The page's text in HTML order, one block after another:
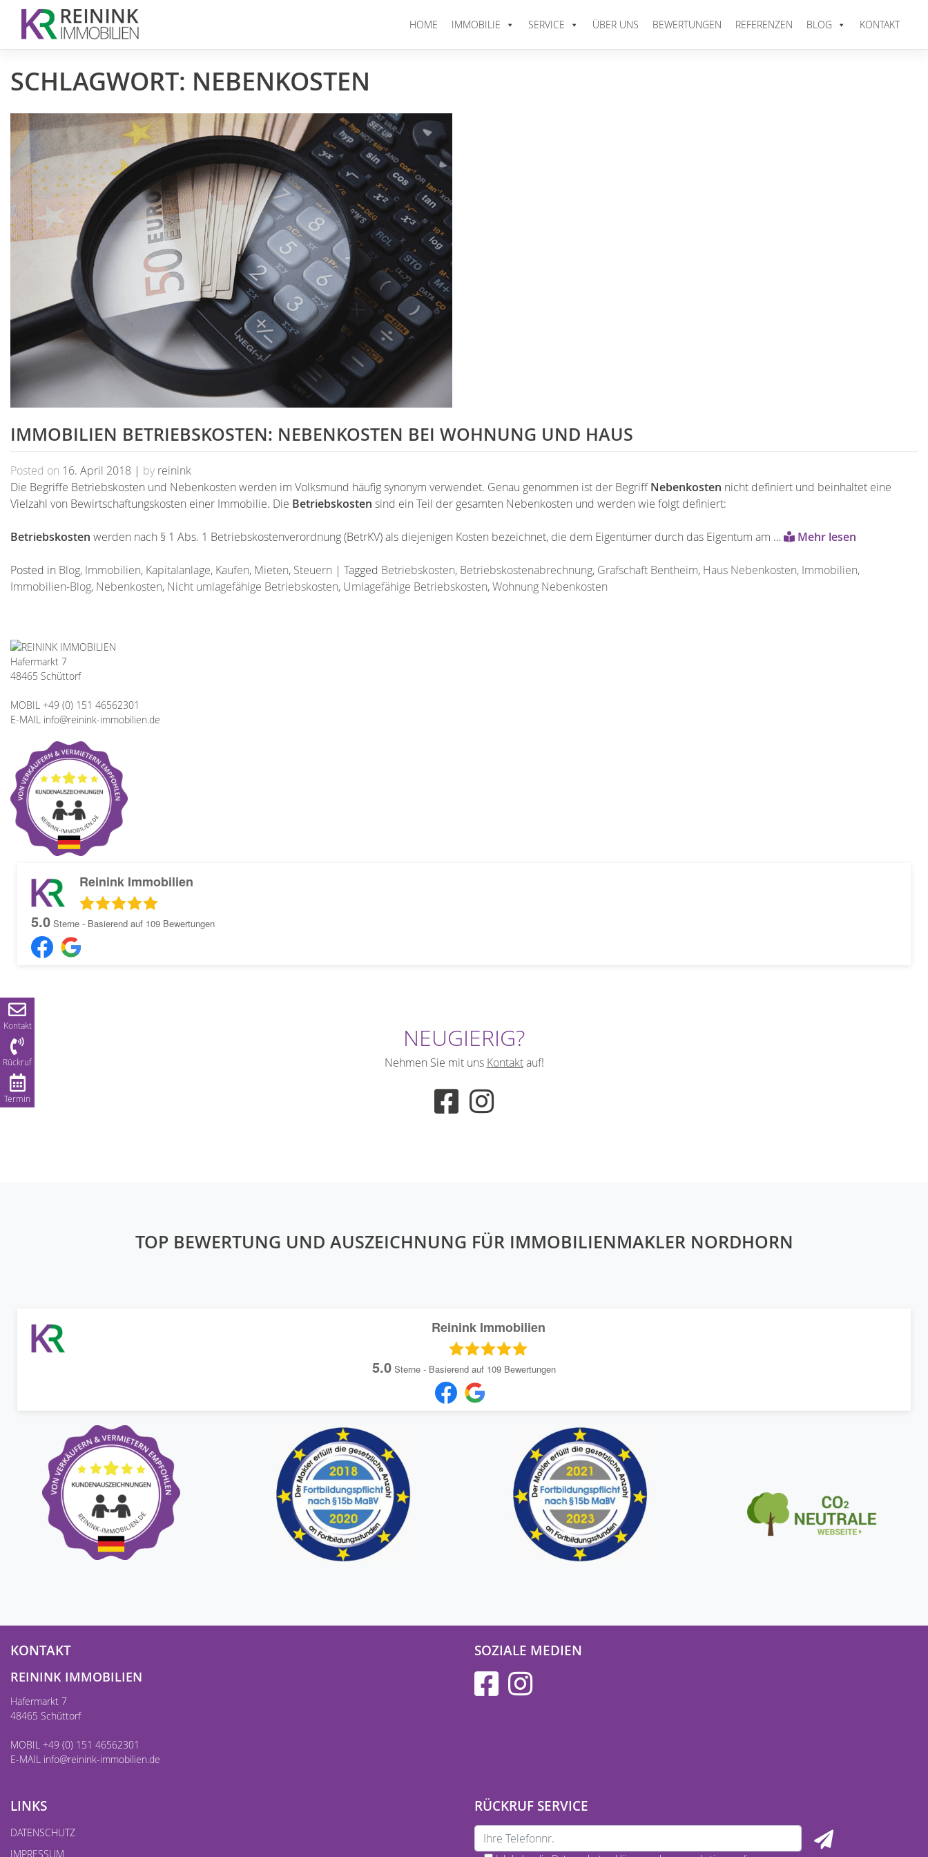
content
HOME IMMOBILIE SERVICE ÜBER UNS BEWERTUNGEN REFERENZEN BLOG KONTAKT
Kontakt
Rückruf
Termin
SCHLAGWORT: NEBENKOSTEN
IMMOBILIEN BETRIEBSKOSTEN: NEBENKOSTEN BEI WOHNUNG UND HAUS
Posted on 16. April 2018 | by reinink
Die Begriffe Betriebskosten und Nebenkosten werden im Volksmund häufig synonym verwendet. Genau genommen ist der BegriffNebenkosten nicht definiert und beinhaltet eine
Vielzahl von Bewirtschaftungskosten einer Immobilie. Die Betriebskosten sind ein Teil der gesamten Nebenkosten und werden wie folgt definiert:
Betriebskosten werden nach § 1 Abs. 1 Betriebskostenverordnung (BetrKV) als diejenigen Kosten bezeichnet, die dem Eigentümer durch das Eigentum am … Mehr lesen
Posted in Blog, Immobilien, Kapitalanlage, Kaufen, Mieten, Steuern | Tagged Betriebskosten, Betriebskostenabrechnung, Grafschaft Bentheim, Haus Nebenkosten, Immobilien,
Immobilien-Blog, Nebenkosten, Nicht umlagefähige Betriebskosten, Umlagefähige Betriebskosten,Wohnung Nebenkosten
Hafermarkt 7
48465 Schüttorf
MOBIL +49 (0) 151 46562301
E-MAIL info@reinink-immobilien.de
Reinink Immobilien
5.0 Sterne - Basierend auf 109 Bewertungen
NEUGIERIG?
Nehmen Sie mit uns Kontaktauf!
TOP BEWERTUNG UND AUSZEICHNUNG FÜR IMMOBILIENMAKLER NORDHORN
Reinink Immobilien
5.0 Sterne - Basierend auf 109 Bewertungen
KONTAKT
REININK IMMOBILIEN
Hafermarkt 7
48465 Schüttorf
MOBIL +49 (0) 151 46562301
E-MAIL info@reinink-immobilien.de
SOZIALE MEDIEN
LINKS
DATENSCHUTZ
IMPRESSUM
RÜCKRUF SERVICE